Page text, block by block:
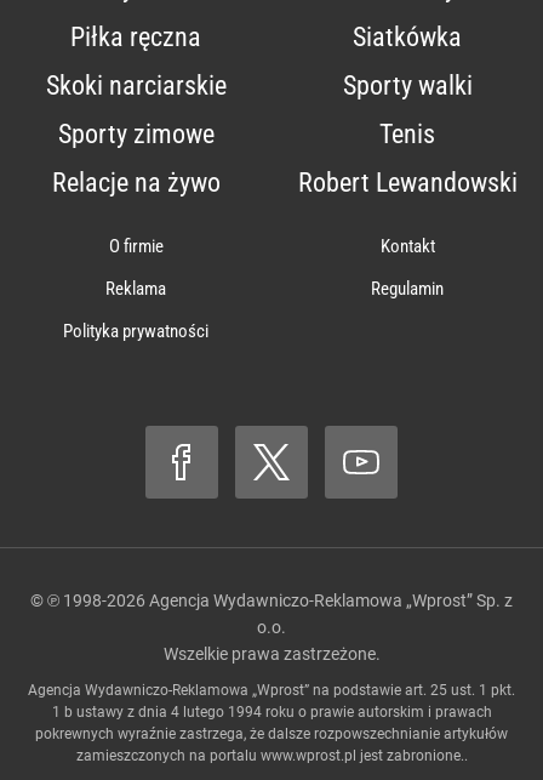
Piłka ręczna
Siatkówka
Skoki narciarskie
Sporty walki
Sporty zimowe
Tenis
Relacje na żywo
Robert Lewandowski
O firmie
Kontakt
Reklama
Regulamin
Polityka prywatności
© ℗ 1998-2026 Agencja Wydawniczo-Reklamowa „Wprost” Sp. z
o.o.
Wszelkie prawa zastrzeżone.
Agencja Wydawniczo-Reklamowa „Wprost” na podstawie art. 25 ust. 1 pkt.
1 b ustawy z dnia 4 lutego 1994 roku o prawie autorskim i prawach
pokrewnych wyraźnie zastrzega, że dalsze rozpowszechnianie artykułów
zamieszczonych na portalu www.wprost.pl jest zabronione..